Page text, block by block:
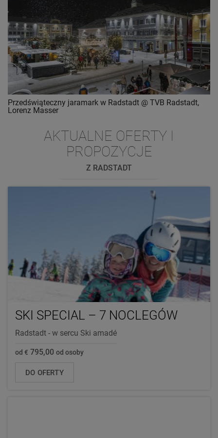
Przedświąteczny jaramark w Radstadt @ TVB Radstadt,
Lorenz Masser
AKTUALNE OFERTY I
PROPOZYCJE
Z RADSTADT
SKI SPECIAL – 7 NOCLEGÓW
Radstadt - w sercu Ski amadé
od € 795,00 od osoby
DO OFERTY